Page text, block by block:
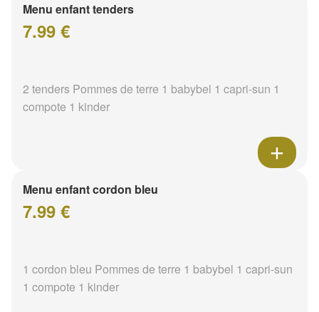
Menu enfant tenders
7.99 €
2 tenders Pommes de terre 1 babybel 1 capri-sun 1
compote 1 kinder
Menu enfant cordon bleu
7.99 €
1 cordon bleu Pommes de terre 1 babybel 1 capri-sun
1 compote 1 kinder